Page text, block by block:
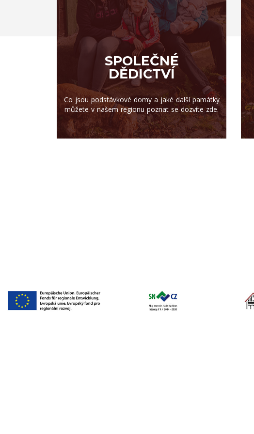
SPOLEČNÉ
DĚDICTVÍ
Co jsou podstávkové domy a jaké další památky
můžete v našem regionu poznat se dozvíte zde.